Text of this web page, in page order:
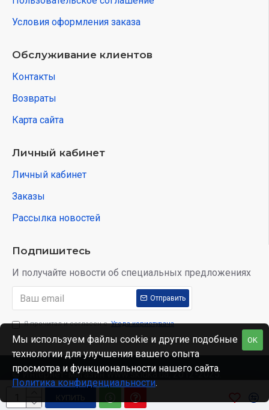
КУПИТЬ
Условия оформления заказа
Обслуживание клиентов
Контакты
Возвраты
Карта сайта
Личный кабинет
Личный кабинет
Заказы
Рассылка новостей
Подпишитесь
И получайте новости об специальных предложениях
Отправить
Я прочитал и согласен с Угода користувача
© Интернет-магазин www.skidka.ua, 2012-2025.
OK
Мы используем файлы cookie и другие подобные
технологии для улучшения вашего опыта
просмотра и функциональности нашего сайта.
Политика конфиденциальности.